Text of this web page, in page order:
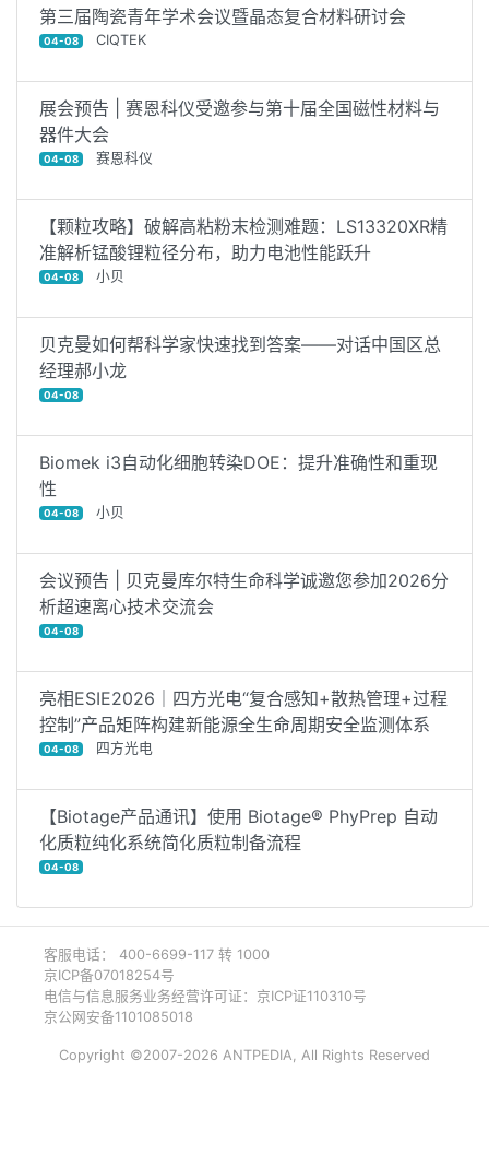
第三届陶瓷青年学术会议暨晶态复合材料研讨会
04-08 CIQTEK
展会预告 | 赛恩科仪受邀参与第十届全国磁性材料与
器件大会
04-08 赛恩科仪
【颗粒攻略】破解高粘粉末检测难题：LS13320XR精
准解析锰酸锂粒径分布，助力电池性能跃升
04-08 小贝
贝克曼如何帮科学家快速找到答案——对话中国区总
经理郝小龙
04-08
Biomek i3自动化细胞转染DOE：提升准确性和重现
性
04-08 小贝
会议预告 | 贝克曼库尔特生命科学诚邀您参加2026分
析超速离心技术交流会
04-08
亮相ESIE2026｜四方光电“复合感知+散热管理+过程
控制”产品矩阵构建新能源全生命周期安全监测体系
04-08 四方光电
【Biotage产品通讯】使用 Biotage® PhyPrep 自动
化质粒纯化系统简化质粒制备流程
04-08
客服电话： 400-6699-117 转 1000
京ICP备07018254号
电信与信息服务业务经营许可证：京ICP证110310号
京公网安备1101085018
Copyright ©2007-2026 ANTPEDIA, All Rights Reserved